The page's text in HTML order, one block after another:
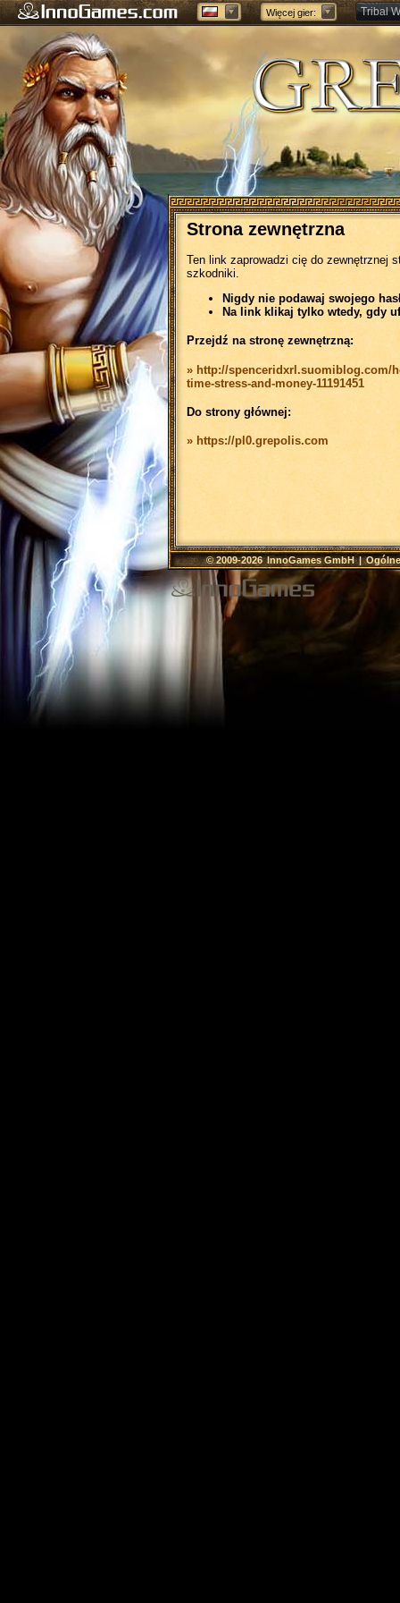
Więcej gier: Tribal
Forge
Strona zewnętrzna
Ten link zaprowadzi cię do zewnętrznej
szkodniki.
Nigdy nie podawaj swojego
Na link klikaj tylko wtedy, gdy
Przejdź na stronę zewnętrzną:
» http://spenceridxrl.suomiblog.com/
time-stress-and-money-11191451
Do strony głównej:
» https://pl0.grepolis.com
© 2009-2026InnoGames GmbH|